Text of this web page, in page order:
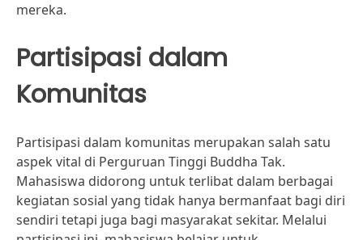
mereka.
Partisipasi dalam
Komunitas
Partisipasi dalam komunitas merupakan salah satu
aspek vital di Perguruan Tinggi Buddha Tak.
Mahasiswa didorong untuk terlibat dalam berbagai
kegiatan sosial yang tidak hanya bermanfaat bagi diri
sendiri tetapi juga bagi masyarakat sekitar. Melalui